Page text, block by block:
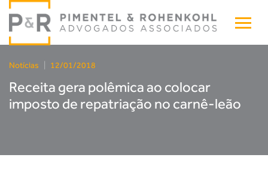
Notícias 12/01/2018
Receita gera polêmica ao colocar
imposto de repatriação no carnê-leão